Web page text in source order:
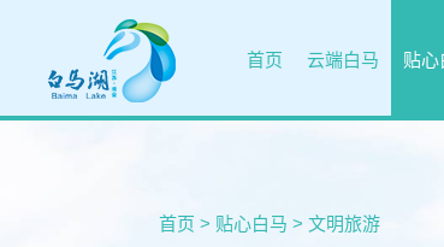
首页 云端白马 贴心
首页 > 贴心白马 > 文明旅游